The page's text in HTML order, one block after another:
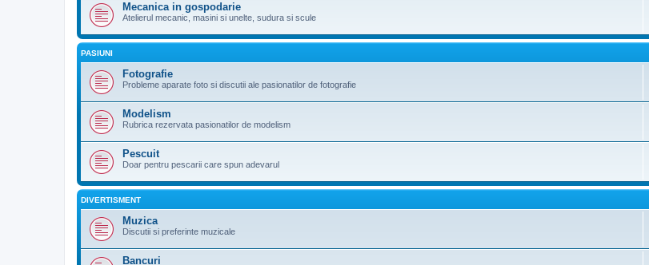
Mecanica in gospodarie
Atelierul mecanic, masini si unelte, sudura si scule
PASIUNI
Fotografie
Probleme aparate foto si discutii ale pasionatilor de fotografie
Modelism
Rubrica rezervata pasionatilor de modelism
Pescuit
Doar pentru pescarii care spun adevarul
DIVERTISMENT
Muzica
Discutii si preferinte muzicale
Bancuri